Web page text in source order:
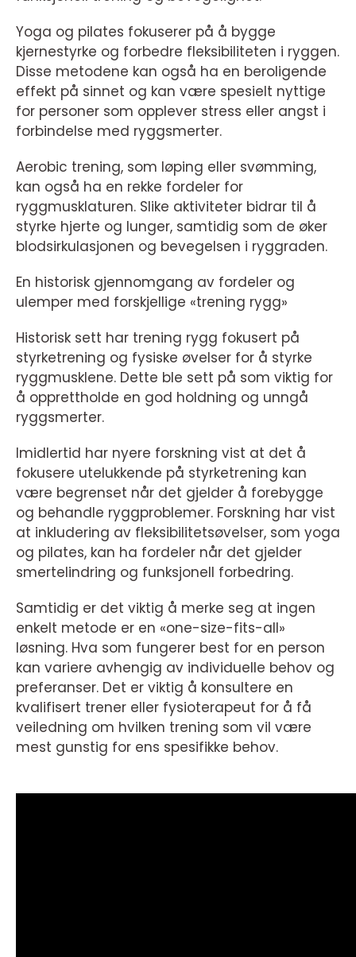
Yoga og pilates fokuserer på å bygge
kjernestyrke og forbedre fleksibiliteten i ryggen.
Disse metodene kan også ha en beroligende
effekt på sinnet og kan være spesielt nyttige
for personer som opplever stress eller angst i
forbindelse med ryggsmerter.
Aerobic trening, som løping eller svømming,
kan også ha en rekke fordeler for
ryggmusklaturen. Slike aktiviteter bidrar til å
styrke hjerte og lunger, samtidig som de øker
blodsirkulasjonen og bevegelsen i ryggraden.
En historisk gjennomgang av fordeler og
ulemper med forskjellige «trening rygg»
Historisk sett har trening rygg fokusert på
styrketrening og fysiske øvelser for å styrke
ryggmusklene. Dette ble sett på som viktig for
å opprettholde en god holdning og unngå
ryggsmerter.
Imidlertid har nyere forskning vist at det å
fokusere utelukkende på styrketrening kan
være begrenset når det gjelder å forebygge
og behandle ryggproblemer. Forskning har vist
at inkludering av fleksibilitetsøvelser, som yoga
og pilates, kan ha fordeler når det gjelder
smertelindring og funksjonell forbedring.
Samtidig er det viktig å merke seg at ingen
enkelt metode er en «one-size-fits-all»
løsning. Hva som fungerer best for en person
kan variere avhengig av individuelle behov og
preferanser. Det er viktig å konsultere en
kvalifisert trener eller fysioterapeut for å få
veiledning om hvilken trening som vil være
mest gunstig for ens spesifikke behov.